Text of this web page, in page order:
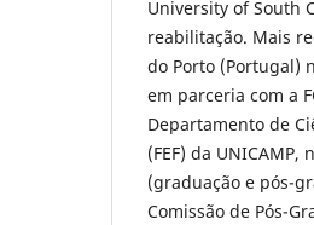
University of South
reabilitação. Mais
do Porto (Portugal)
em parceria com a
Departamento de
(FEF) da
(graduação e pós-
Comissão de Pós-